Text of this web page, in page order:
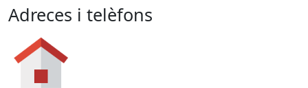
Adreces i telèfons